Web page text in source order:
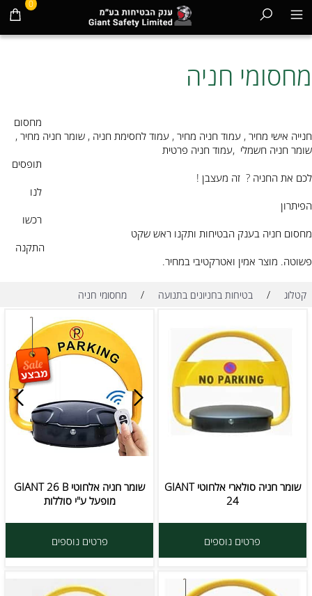
0
מחסומי חניה
מחסום
חנייה אישי מחיר , עמוד חניה מחיר , עמוד לחסימת חניה , שומר חניה מחיר ,
שומר חניה חשמלי ,עמוד חניה פרטית
תופסים
לכם את החניה ? זה מעצבן !
לנו
הפיתרון
רכשו
מחסום חניה בענק הבטיחות ותקנו ראש שקט
התקנה
פשוטה. מוצר אמין ואטרקטיבי במחיר.
קטלוג / בטיחות בחניונים בתנועה / מחסומי חניה
שומר חניה סולארי אלחוטי GIANT
24
פרטים נוספים
שומר חניה אלחוטי GIANT 26 B
מופעל ע"י סוללות
פרטים נוספים